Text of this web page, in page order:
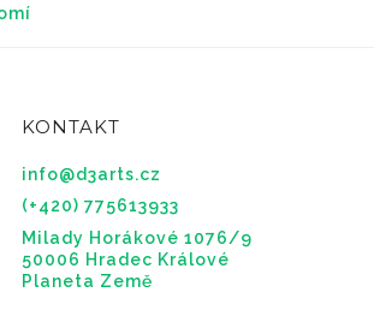
KONTAKT
info@d3arts.cz
(+420) 775613933
Milady Horákové 1076/9
50006 Hradec Králové
Planeta Země